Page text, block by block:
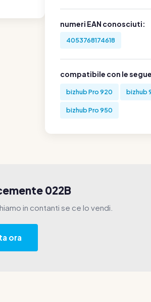
numeri EAN conosciuti:
4053768174618
compatibile con le
bizhub Pro 920 bizhub
bizhub Pro 950
022B
in contanti se ce lo vendi.
ora